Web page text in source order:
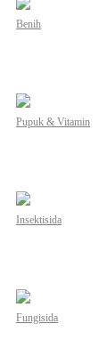
Benih
Pupuk & Vitamin
Insektisida
Fungisida